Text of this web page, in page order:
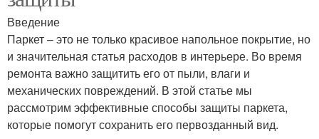
Введение
Паркет – это не только красивое напольное покрытие, но
и значительная статья расходов в интерьере. Во время
ремонта важно защитить его от пыли, влаги и
механических повреждений. В этой статье мы
рассмотрим эффективные способы защиты паркета,
которые помогут сохранить его первозданный вид.